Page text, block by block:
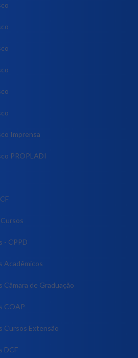
Imprensa
PROPLADI
- CPPD
Acadêmicos
Câmara de Graduação
COAP
Cursos Extensão
DCF